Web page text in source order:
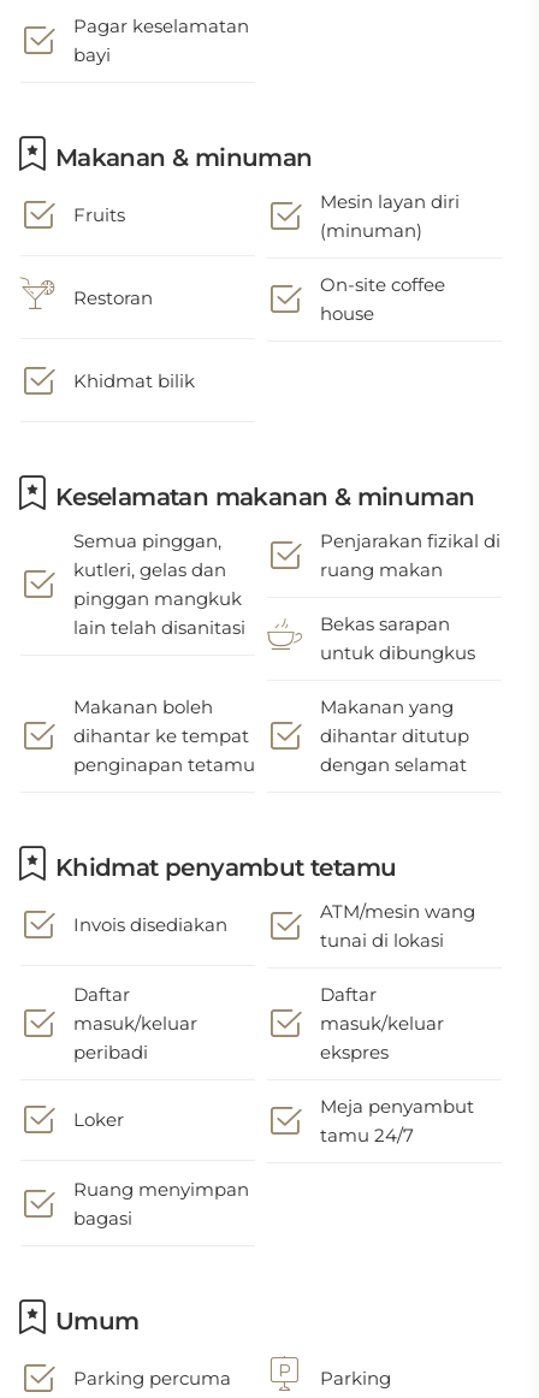
Pagar keselamatan
bayi
Makanan & minuman
Fruits
Mesin layan diri
(minuman)
Restoran
On-site coffee
house
Khidmat bilik
Keselamatan makanan & minuman
Semua pinggan,
kutleri, gelas dan
pinggan mangkuk
lain telah disanitasi
Penjarakan fizikal di
ruang makan
Bekas sarapan
untuk dibungkus
Makanan boleh
dihantar ke tempat
penginapan tetamu
Makanan yang
dihantar ditutup
dengan selamat
Khidmat penyambut tetamu
Invois disediakan
ATM/mesin wang
tunai di lokasi
Daftar
masuk/keluar
peribadi
Daftar
masuk/keluar
ekspres
Loker
Meja penyambut
tamu 24/7
Ruang menyimpan
bagasi
Umum
Parking percuma Parking